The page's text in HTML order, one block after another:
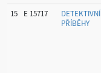
15 E 15717
DETEKTIVNÍ
PŘÍBĚHY